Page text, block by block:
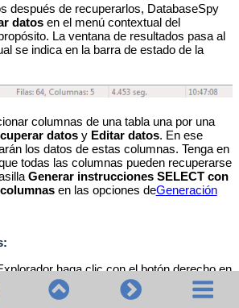
después de recuperarlos, DatabaseSpy
datosen el menú contextual del
La ventana de resultados pasa al
se indica en la barra de estado de la
columnas de una tabla una por una
datosy Editar datos. En ese
los datos de estas columnas. Tenga en
todas las columnas pueden recuperarse
Generar instrucciones SELECT con
en las opciones deGeneración
haga clic con el botón derecho en
desea recuperar y seleccione
| Todas las filas
Ctrl+Alt+R